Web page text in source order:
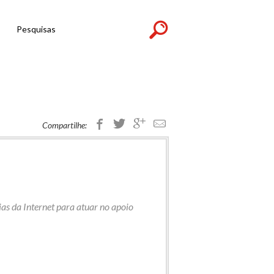
Pesquisas
Compartilhe:
da Internet para atuar no apoio